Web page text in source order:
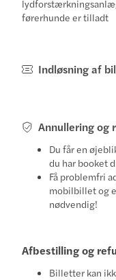
førerhunde er tilladt
Indløsning af
Annullering og
Du får en
du har booket
Få problemfri
mobilbillet og
nødvendig!
Afbestilling og
Billetter kan